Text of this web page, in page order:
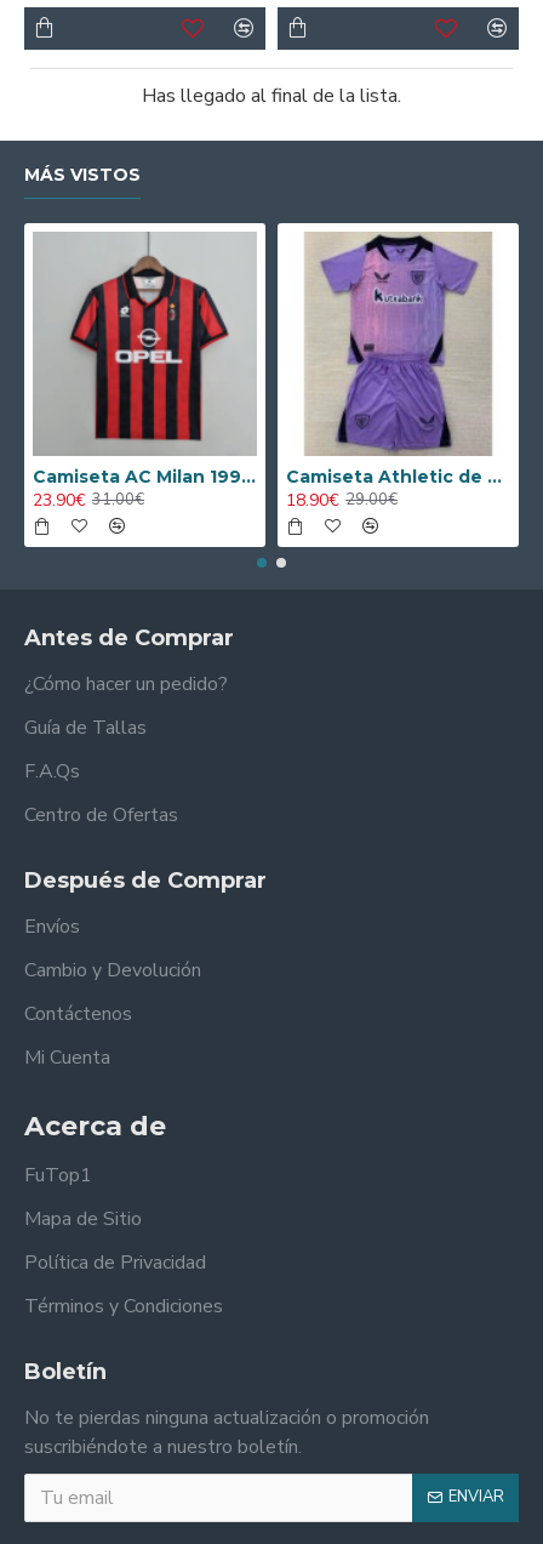
Has llegado al final de la lista.
MÁS VISTOS
Camiseta AC Milan 1995/1996 Local Retro
23.90€ 31.00€
Camiseta Athletic de Bilbao 2024/2025 Alternativo Niño Kit
18.90€ 29.00€
Antes de Comprar
¿Cómo hacer un pedido?
Guía de Tallas
F.A.Qs
Centro de Ofertas
Después de Comprar
Envíos
Cambio y Devolución
Contáctenos
Mi Cuenta
Acerca de
FuTop1
Mapa de Sitio
Política de Privacidad
Términos y Condiciones
Boletín
No te pierdas ninguna actualización o promoción
suscribiéndote a nuestro boletín.
ENVIAR